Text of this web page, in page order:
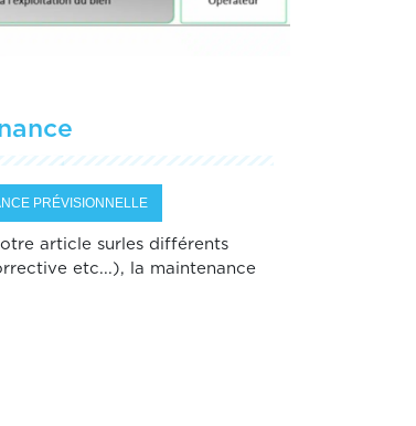
PRÉVISIONNELLE
article surles différents
etc...), la maintenance